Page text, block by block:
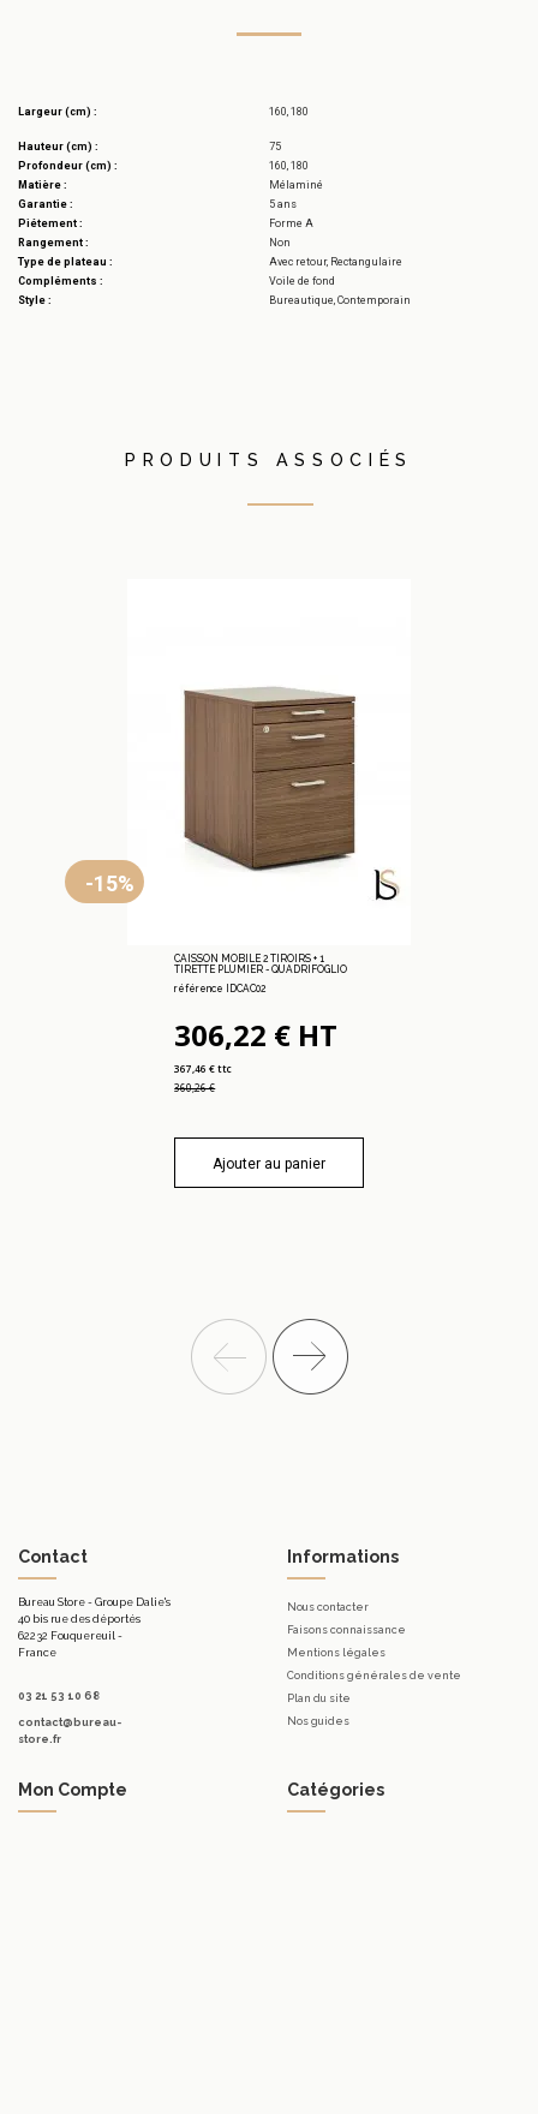
Largeur (cm) : 160, 180
Hauteur (cm) :
75
Profondeur (cm) :
160, 180
Matière :
Mélaminé
Garantie :
5 ans
Piétement :
Forme A
Rangement :
Non
Type de plateau :
Avec retour, Rectangulaire
Compléments :
Voile de fond
Style :
Bureautique, Contemporain
PRODUITS ASSOCIÉS
-15%
CAISSON MOBILE 2 TIROIRS + 1
TIRETTE PLUMIER - QUADRIFOGLIO
référence IDCAC02
306,22 € HT
367,46 € ttc
360,26 €
Ajouter au panier
Contact
Bureau Store - Groupe Dalie's
40 bis rue des déportés
62232 Fouquereuil -
France
03 21 53 10 68
contact@bureau-
store.fr
Informations
Nous contacter
Faisons connaissance
Mentions légales
Conditions générales de vente
Plan du site
Nos guides
Mon Compte Catégories